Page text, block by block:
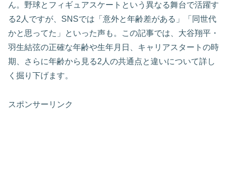
ん。野球とフィギュアスケートという異なる舞台で活躍す
る2人ですが、SNSでは「意外と年齢差がある」「同世代
かと思ってた」といった声も。この記事では、大谷翔平・
羽生結弦の正確な年齢や生年月日、キャリアスタートの時
期、さらに年齢から見る2人の共通点と違いについて詳し
く掘り下げます。
スポンサーリンク